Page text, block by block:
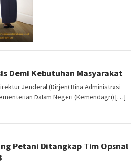
Demi Kebutuhan Masyarakat
Jenderal (Dirjen) Bina Administrasi
Dalam Negeri (Kemendagri) […]
Petani Ditangkap Tim Opsnal